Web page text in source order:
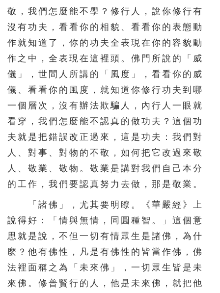
敬，我們怎麼能不學？修行人，說你修行有
沒有功夫，看看你的相貌、看看你的表態動
作就知道了，你的功夫全表現在你的容貌動
作之中，全表現在這裡頭。佛門所說的「威
儀」，世間人所講的「風度」，看看你的威
儀、看看你的風度，就知道你修行功夫到哪
一個層次，沒有辦法欺騙人，內行人一眼就
看穿，我們怎麼能不認真的做功夫？這個功
夫就是把錯誤改正過來，這是功夫：我們對
人、對事、對物的不敬，如何把它改過來敬
人、敬業、敬物。敬業是講對我們自己本分
的工作，我們要認真努力去做，那是敬業。
「諸佛」，尤其要明瞭。《華嚴經》上
說得好：「情與無情，同圓種智。」這個意
思就是說，不但一切有情眾生是諸佛，為什
麼？他有佛性，凡是有佛性的皆當作佛，佛
法裡面稱之為「未來佛」，一切眾生皆是未
來佛。修普賢行的人，他是未來佛，就把他